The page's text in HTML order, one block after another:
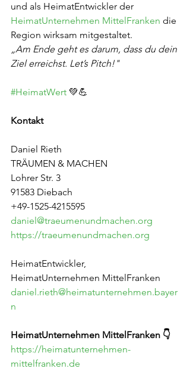
und als HeimatEntwickler der
HeimatUnternehmen MittelFranken die
Region wirksam mitgestaltet.
„Am Ende geht es darum, dass du dein
Ziel erreichst. Let’s Pitch!"
#HeimatWert 💚💪
Kontakt
Daniel Rieth
TRÄUMEN & MACHEN
Lohrer Str. 3
91583 Diebach
+49-1525-4215595
daniel@traeumenundmachen.org
https://traeumenundmachen.org
HeimatEntwickler,
HeimatUnternehmen MittelFranken
daniel.rieth@heimatunternehmen.bayer
n
HeimatUnternehmen MittelFranken 👇
https://heimatunternehmen-
mittelfranken.de